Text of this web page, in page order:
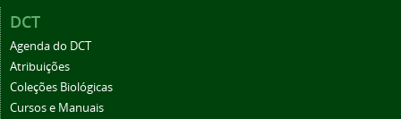
DCT
Agenda do DCT
Atribuições
Coleções Biológicas
Cursos e Manuais